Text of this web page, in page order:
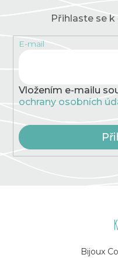
Přihlaste se
E-mail
Vložením e-mailu
ochrany osobních
Bijoux